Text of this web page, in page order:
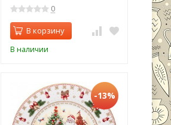
0
В корзину
В наличии
-13%